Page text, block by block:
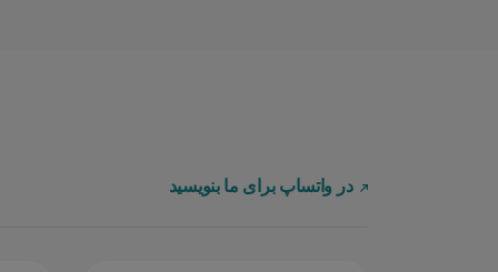
در واتساپ برای ما بنویسید